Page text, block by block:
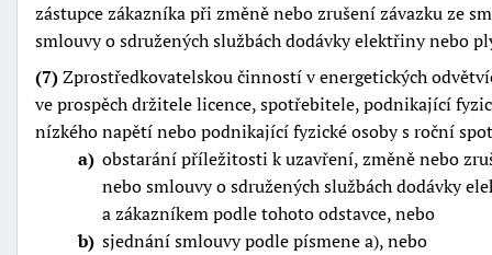
zástupce zákazníka při změně nebo zrušení závazku ze
smlouvy o sdružených službách dodávky elektřiny nebo
(7)Zprostředkovatelskou činností v energetických
ve prospěch držitele licence, spotřebitele, podnikající
nízkého napětí nebo podnikající fyzické osoby s roční
a obstarání příležitosti k uzavření, změně nebo
nebo smlouvy o sdružených službách dodávky
a zákazníkem podle tohoto odstavce, nebo
b sjednání smlouvy podle písmene a), nebo